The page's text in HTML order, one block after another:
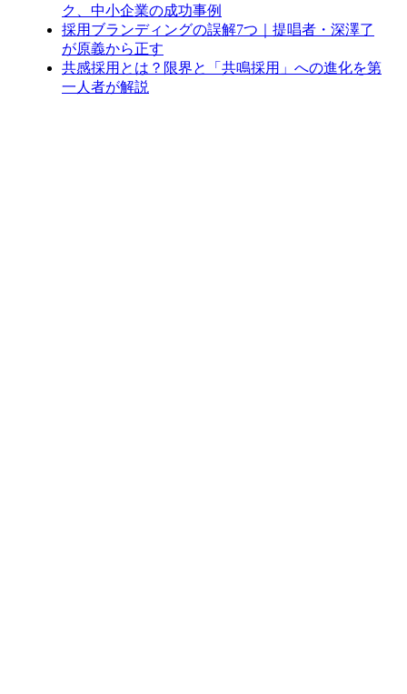
ク、中小企業の成功事例
採用ブランディングの誤解7つ｜提唱者・深澤了
が原義から正す
共感採用とは？限界と「共鳴採用」への進化を第
一人者が解説